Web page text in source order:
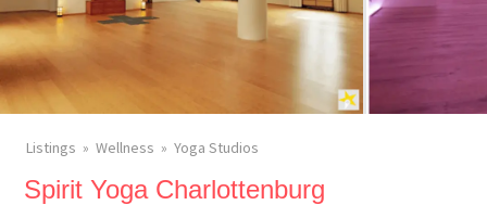
Listings Wellness Yoga Studios
Spirit Yoga Charlottenburg